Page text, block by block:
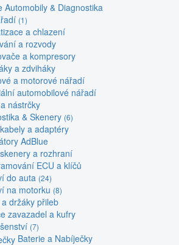
Automobily & Diagnostika
(1)
a chlazení
a rozvody
a kompresory
a zdviháky
a motorové nářadí
automobilové nářadí
nástrčky
& Skenery (6)
a adaptéry
AdBlue
a rozhraní
ECU a klíčů
do auta (24)
na motorku (8)
a držáky přileb
zavazadel a kufry
(7)
Baterie a Nabíječky